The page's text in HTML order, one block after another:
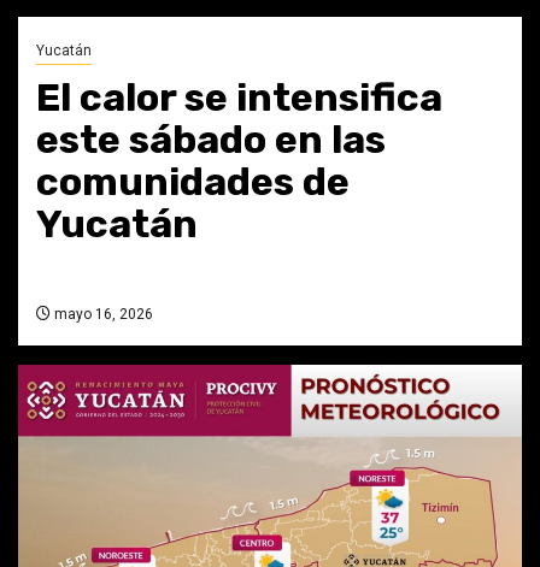
Yucatán
El calor se intensifica
este sábado en las
comunidades de
Yucatán
mayo 16, 2026